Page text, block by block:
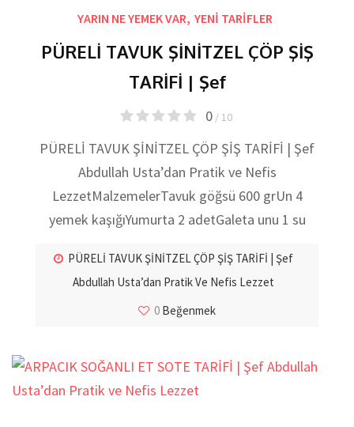
YARIN NE YEMEK VAR, YENİ TARİFLER
PÜRELİ TAVUK ŞİNİTZEL ÇÖP ŞİŞ
TARİFİ | Şef
0/ 10
PÜRELİ TAVUK ŞİNİTZEL ÇÖP ŞİŞ TARİFİ | Şef
Abdullah Usta’dan Pratik ve Nefis
LezzetMalzemelerTavuk göğsü 600 grUn 4
yemek kaşığıYumurta 2 adetGaleta unu 1 su
PÜRELİ TAVUK ŞİNİTZEL ÇÖP ŞİŞ TARİFİ | Şef
Abdullah Usta’dan Pratik Ve Nefis Lezzet
0 Beğenmek